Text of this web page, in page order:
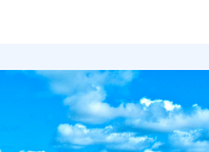
een knusse berglodge.